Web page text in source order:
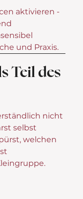
aktivieren -
und Praxis.
Teil des
nicht
selbst
welchen